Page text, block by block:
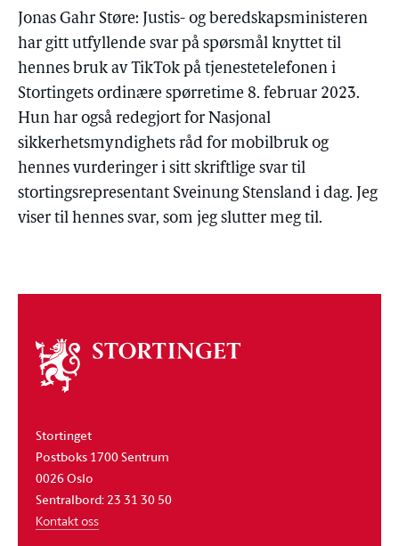
Jonas Gahr Støre: Justis- og beredskapsministeren
har gitt utfyllende svar på spørsmål knyttet til
hennes bruk av TikTok på tjenestetelefonen i
Stortingets ordinære spørretime 8. februar 2023.
Hun har også redegjort for Nasjonal
sikkerhetsmyndighets råd for mobilbruk og
hennes vurderinger i sitt skriftlige svar til
stortingsrepresentant Sveinung Stensland i dag. Jeg
viser til hennes svar, som jeg slutter meg til.
Om
stortinget
Stortinget
Postboks 1700 Sentrum
0026 Oslo
Sentralbord: 23 31 30 50
Kontakt oss